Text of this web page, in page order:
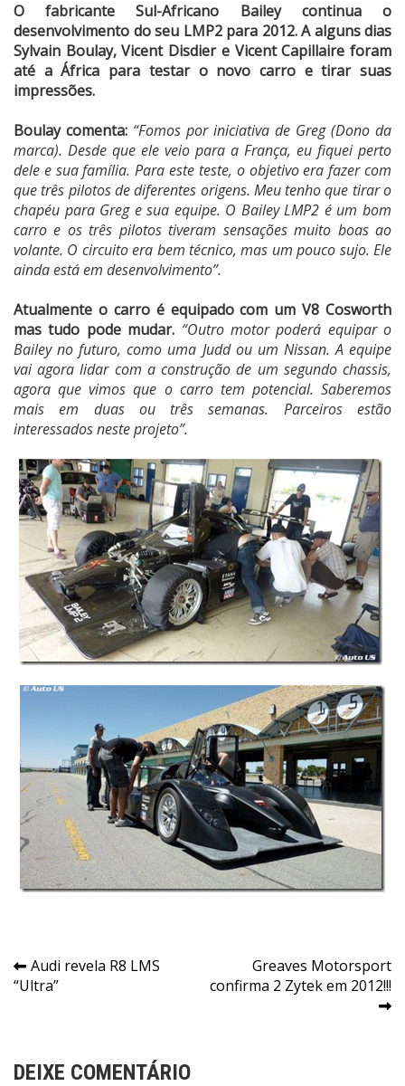
O fabricante Sul-Africano Bailey continua o
desenvolvimento do seu LMP2 para 2012. A alguns dias
Sylvain Boulay, Vicent Disdier e Vicent Capillaire foram
até a África para testar o novo carro e tirar suas
impressões.
Boulay comenta: “Fomos por iniciativa de Greg (Dono da
marca). Desde que ele veio para a França, eu fiquei perto
dele e sua família. Para este teste, o objetivo era fazer com
que três pilotos de diferentes origens. Meu tenho que tirar o
chapéu para Greg e sua equipe. O Bailey LMP2 é um bom
carro e os três pilotos tiveram sensações muito boas ao
volante. O circuito era bem técnico, mas um pouco sujo. Ele
ainda está em desenvolvimento”.
Atualmente o carro é equipado com um V8 Cosworth
mas tudo pode mudar. “Outro motor poderá equipar o
Bailey no futuro, como uma Judd ou um Nissan. A equipe
vai agora lidar com a construção de um segundo chassis,
agora que vimos que o carro tem potencial. Saberemos
mais em duas ou três semanas. Parceiros estão
interessados ​​neste projeto”.
Navegação
de
Audi revela R8 LMS
“Ultra”
Greaves Motorsport
confirma 2 Zytek em 2012!!!
DEIXE COMENTÁRIO